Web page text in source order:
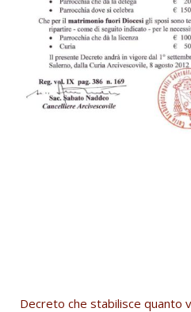
Decreto che stabilisce quanto